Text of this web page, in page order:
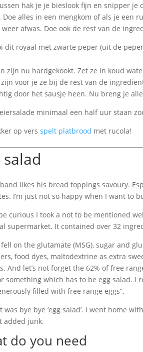
hak je je bieslook fijn en snipper je
Doe alles in een mengkom of als je een
weer afwas. Doe ook de rest van de
dit royaal met zwarte peper (uit de
zijn nu hardgekookt. Zet ze in koud
voor je ze bij de rest van de
door het sausje heen. Nu breng je
minimaal een half uur staan
op versspelt platbrood met rucola!
salad
likes his bread toppings savoury.
I’m just not so happy when I want to
curious I took a not to be mentioned
supermarket. It contained over 32
fell on the glutamate (MSG), sugar and
food dyes, maltodextrine as extra
And let’s not forget the 62% of free
something which has to be egg salad.
filled with free range eggs”.
was bye bye ‘egg salad’. I went home
added junk.
do you need